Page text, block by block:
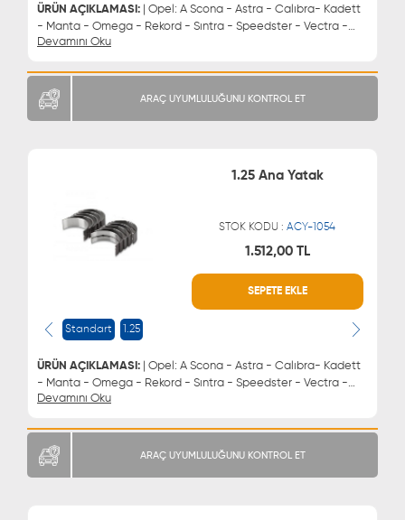
ÜRÜN AÇIKLAMASI: | Opel: A Scona - Astra - Calıbra- Kadett
- Manta - Omega - Rekord - Sıntra - Speedster - Vectra -
Zafıra Chevrolet: Astra - Vectra - Zafıra Daewoo: Brougham -
Lada: Vega | Ana Yatak 1.0
Devamını Oku
ARAÇ UYUMLULUĞUNU KONTROL ET
1.25 Ana Yatak
STOK KODU :ACY-1054
1.512,00 TL
SEPETE EKLE
Standart 1.25
ÜRÜN AÇIKLAMASI: | Opel: A Scona - Astra - Calıbra- Kadett
- Manta - Omega - Rekord - Sıntra - Speedster - Vectra -
Zafıra Chevrolet: Astra - Vectra - Zafıra Daewoo: Brougham -
Lada: Vega | Ana Yatak 1.25
Devamını Oku
MÜŞTERİ HİZMETLERİ
ARAÇ UYUMLULUĞUNU KONTROL ET